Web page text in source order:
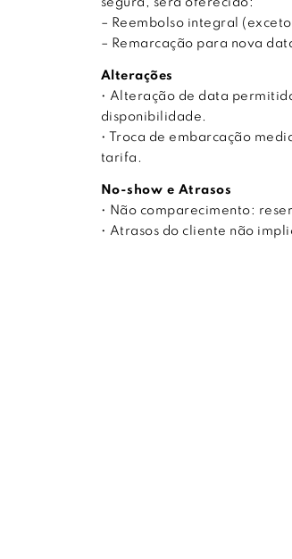
segura, será oferecido:
– Reembolso integral
– Remarcação para nova
Alterações
• Alteração de data
disponibilidade.
• Troca de embarcação
tarifa.
No-show e Atrasos
• Não comparecimento:
• Atrasos do cliente não